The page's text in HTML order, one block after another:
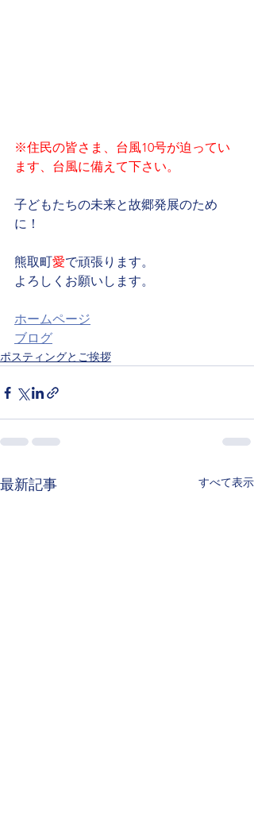
※住民の皆さま、台風10号が迫ってい
ます、台風に備えて下さい。
子どもたちの未来と故郷発展のため
に！
熊取町愛で頑張ります。
よろしくお願いします。
ホームページ
ブログ
ポスティングとご挨拶
最新記事 すべて表示